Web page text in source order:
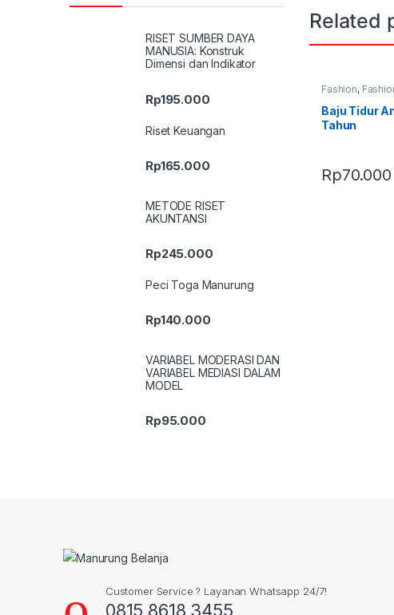
Related
Fashion,
Terbaru
Baju Tidur
Tahun
Rp70.000
RISET SUMBER DAYA
MANUSIA: Konstruk
Dimensi dan Indikator
Rp195.000
Riset Keuangan
Rp165.000
METODE RISET
AKUNTANSI
Rp245.000
Peci Toga Manurung
Rp140.000
VARIABEL MODERASI DAN
VARIABEL MEDIASI DALAM
MODEL
Rp95.000
Customer Service ? Layanan Whatsapp 24/7!
0815 8618 3455